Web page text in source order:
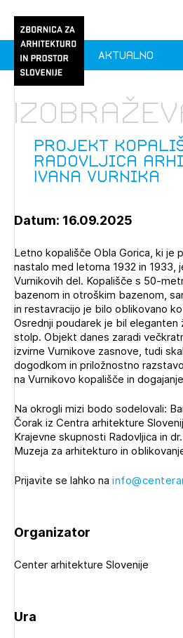
Članstvo
O ZAPS
1/1
Pozdravljeni
PRIJAVITE SE
POZABLJENO GESLO
REGISTRIRAJTE SE
Projekt
Radovljica
Ivana Vurnika
Aktualno
Datum: 16.09.2025
Letno kopališče Obla Gorica, ki je
nastalo med letoma 1932 in 1933,
Vurnikovih del. Kopališče s 50-
bazenom in otroškim bazenom,
in restavracijo je bilo oblikovano
Osrednji poudarek je bil
stolp. Objekt danes zaradi
izvirne Vurnikove zasnove, tudi
dogodkom in priložnostno
na Vurnikovo kopališče in
Na okrogli mizi bodo sodelovali:
Čorak iz Centra arhitekture
Krajevne skupnosti Radovljica in
Muzeja za arhitekturo in
Prijavite se lahko na
Organizator
Center arhitekture Slovenije
Ura
1/1
prijava
1/2
Prijava na
Novičnike vam bomo pošiljali na vaš
Mesečni novičnik
Novičnik izobraževanj
Novičnik natečajev
Tedenski novičnik javnih
Dnevne medijske objave
NAPREJ